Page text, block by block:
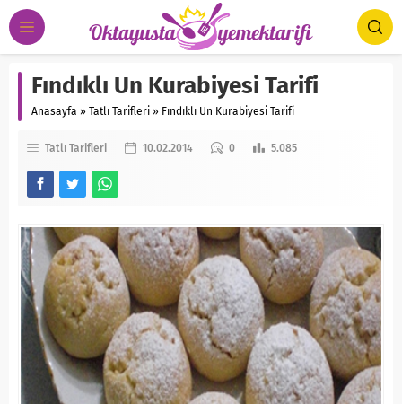
Fındıklı Un Kurabiyesi Tarifi
Anasayfa » Tatlı Tarifleri » Fındıklı Un Kurabiyesi Tarifi
Tatlı Tarifleri 10.02.2014 0 5.085